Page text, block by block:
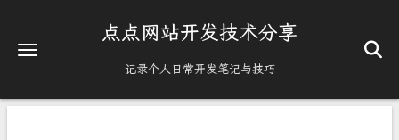
点点网站开发技术分享
记录个人日常开发笔记与技巧